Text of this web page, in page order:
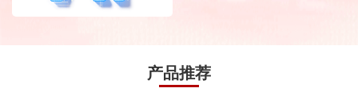
产品推荐